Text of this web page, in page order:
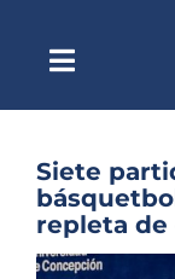
contenidoToggle
Siete
repleta
Ver